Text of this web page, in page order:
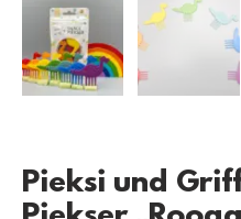
Pieksi und